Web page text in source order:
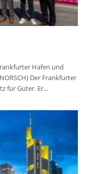
Hafen und
Der Frankfurter
für Güter. Er...